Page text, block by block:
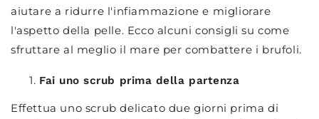
aiutare a ridurre l'infiammazione e migliorare
l'aspetto della pelle. Ecco alcuni consigli su come
sfruttare al meglio il mare per combattere i brufoli.
Fai uno scrub prima della partenza
Effettua uno scrub delicato due giorni prima di